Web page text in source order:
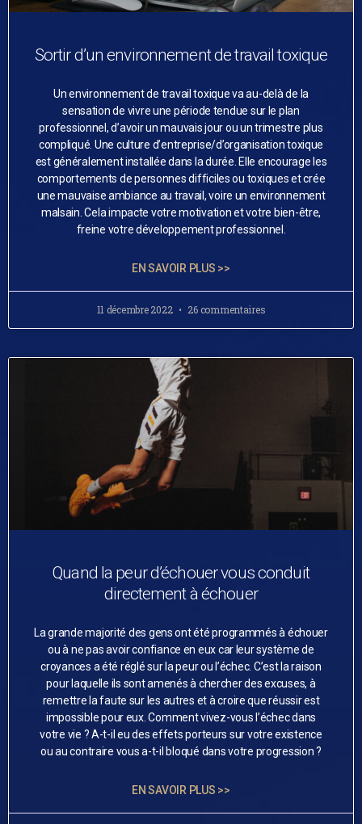
Sortir d’un environnement de travail toxique
Un environnement de travail toxique va au-delà de la
sensation de vivre une période tendue sur le plan
professionnel, d’avoir un mauvais jour ou un trimestre plus
compliqué. Une culture d’entreprise/d’organisation toxique
est généralement installée dans la durée. Elle encourage les
comportements de personnes difficiles ou toxiques et crée
une mauvaise ambiance au travail, voire un environnement
malsain. Cela impacte votre motivation et votre bien-être,
freine votre développement professionnel.
EN SAVOIR PLUS >>
11 décembre 2022 26 commentaires
Quand la peur d’échouer vous conduit
directement à échouer
La grande majorité des gens ont été programmés à échouer
ou à ne pas avoir confiance en eux car leur système de
croyances a été réglé sur la peur ou l’échec. C’est la raison
pour laquelle ils sont amenés à chercher des excuses, à
remettre la faute sur les autres et à croire que réussir est
impossible pour eux. Comment vivez-vous l’échec dans
votre vie ? A-t-il eu des effets porteurs sur votre existence
ou au contraire vous a-t-il bloqué dans votre progression ?
EN SAVOIR PLUS >>